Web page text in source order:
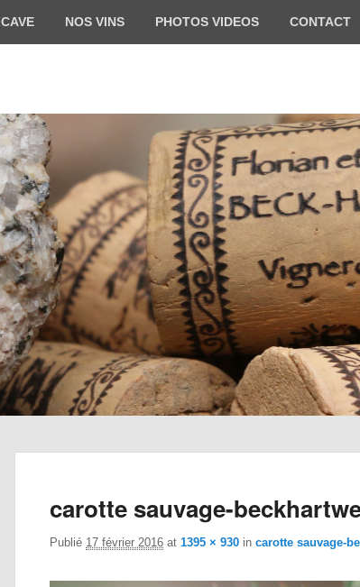
CAVE NOS VINS PHOTOS VIDEOS CONTACT
carotte sauvage-
Publié 17 février 2016 at 1395 × 930 in carotte sauvage-